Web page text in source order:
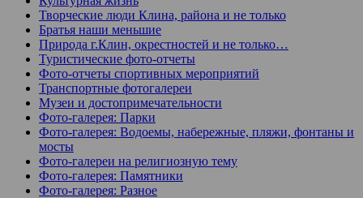
Творческие люди Клина, района и не только
Братья наши меньшие
Природа г.Клин, окрестностей и не только…
Туристические фото-отчеты
Фото-отчеты спортивных мероприятий
Транспортные фотогалереи
Музеи и достопримечательности
Фото-галерея: Парки
Фото-галерея: Водоемы, набережные, пляжи, фонтаны и
мосты
Фото-галереи на религиозную тему
Фото-галерея: Памятники
Фото-галерея: Разное